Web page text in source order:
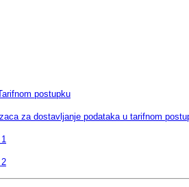
postupku
za dostavljanje podataka u tarifnom